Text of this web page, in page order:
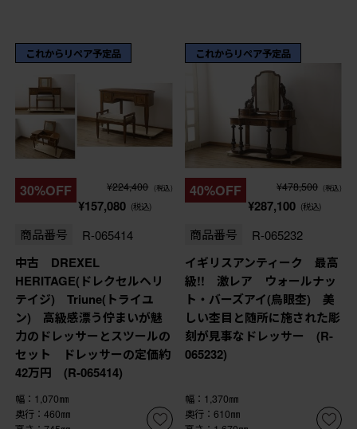
これからリペア予定品
30%OFF ¥224,400 (税込)
¥157,080 (税込)
商品番号 R-065414
中古 DREXEL
HERITAGE(ドレクセルヘリ
テイジ) Triune(トライユ
ン) 高級感漂う佇まいが魅
力のドレッサーとスツールの
セット ドレッサーの定価約
42万円 (R-065414)
幅：1,070㎜
奥行：460㎜
これからリペア予定品
40%OFF ¥478,500 (税込)
¥287,100 (税込)
商品番号 R-065232
イギリスアンティーク 最高
級!! 激レア ウォールナッ
ト・バーズアイ(鳥眼杢) 美
しい杢目と随所に施された彫
刻が見事なドレッサー (R-
065232)
幅：1,370㎜
奥行：610㎜